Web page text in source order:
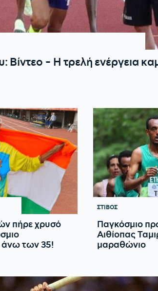
Βίντεο - H τρελή ενέργεια
πήρε χρυσό
των 35!
ΣΤΙΒΟΣ
Παγκόσμιο
Αιθίοπας
μαραθώνιο